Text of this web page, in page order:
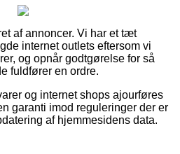
af annoncer. Vi har et tæt
internet outlets eftersom vi
og opnår godtgørelse for så
fuldfører en ordre.
og internet shops ajourføres
garanti imod reguleringer der er
af hjemmesidens data.